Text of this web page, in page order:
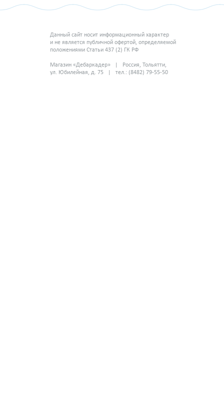
Данный сайт носит информационный характер
и не является публичной офертой, определяемой
положениями Статьи 437 (2) ГК РФ
Магазин «Дебаркадер» | Россия, Тольятти,
ул. Юбилейная, д. 75 | тел.: (8482) 79-55-50